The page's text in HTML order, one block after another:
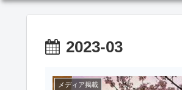
2023-03
メディア掲載